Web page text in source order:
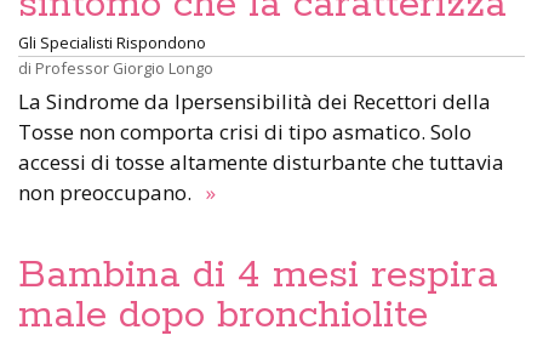
Gli Specialisti Rispondono
di Professor Giorgio Longo
La Sindrome da Ipersensibilità dei Recettori della
Tosse non comporta crisi di tipo asmatico. Solo
accessi di tosse altamente disturbante che tuttavia
non preoccupano. »
Bambina di 4 mesi respira
male dopo bronchiolite